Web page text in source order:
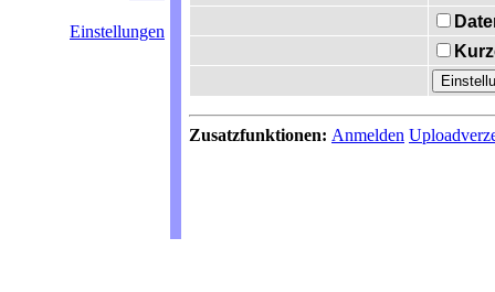
Einstellungen
Zusatzfunktionen: Anmelden